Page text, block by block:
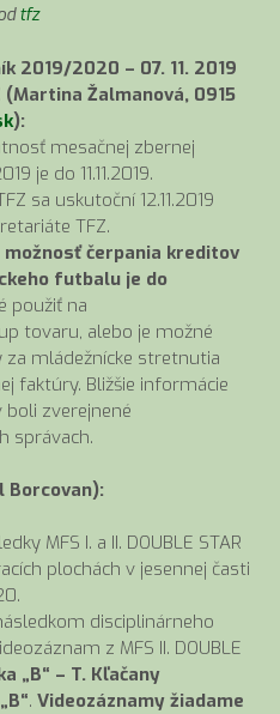
tfz
2019/2020 – 07. 11. 2019
Žalmanová, 0915
):
mesačnej zbernej
je do 11.11.2019.
sa uskutoční 12.11.2019
TFZ.
možnosť čerpania kreditov
futbalu je do
použiť na
tovaru, alebo je možné
za mládežnícke stretnutia
faktúry. Bližšie informácie
zverejnené
správach.
Borcovan):
MFS I. a II. DOUBLE STAR
plochách v jesennej časti
disciplinárneho
z MFS II. DOUBLE
„B“ – T. Kľačany
. Videozáznamy žiadame